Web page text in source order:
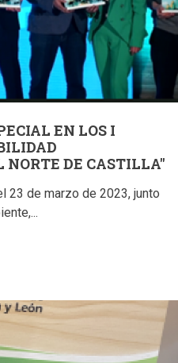
EN LOS I
DE CASTILLA"
23 de marzo de 2023, junto